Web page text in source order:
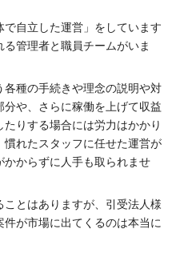
自立した運営」をしています
管理者と職員チームがいま
種の手続きや理念の説明や対
や、さらに稼働を上げて収益
りする場合には労力はかかり
慣れたスタッフに任せた運営が
からずに人手も取られませ
とはありますが、引受法人様
が市場に出てくるのは本当に